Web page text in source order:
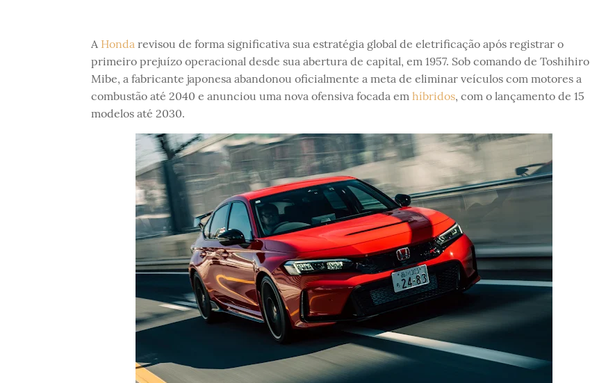
A Hondarevisou de forma significativa sua estratégia global de eletrificação após registrar o
primeiro prejuízo operacional desde sua abertura de capital, em 1957. Sob comando de Toshihiro
Mibe, a fabricante japonesa abandonou oficialmente a meta de eliminar veículos com motores a
combustão até 2040 e anunciou uma nova ofensiva focada em híbridos, com o lançamento de 15
modelos até 2030.